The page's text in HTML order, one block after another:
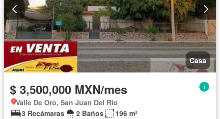
Casa
$ 3,500,000 MXN/mes
Valle De Oro, San Juan Del Río
3 Recámaras
2 Baños
196 m²